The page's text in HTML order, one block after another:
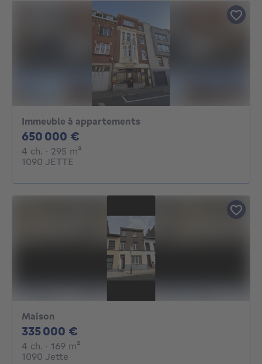
Immeuble à appartements
650 000 €
4 ch. 4 chambres
· 295 m²
1090 JETTE
Maison
335 000 €
4 ch. 4 chambres
· 169 m²
1090 Jette